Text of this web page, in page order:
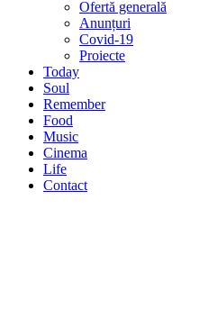
Ofertă generală
Anunțuri
Covid-19
Proiecte
Today
Soul
Remember
Food
Music
Cinema
Life
Contact